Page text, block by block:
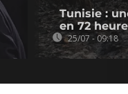
Tunisie :
en 72
25/07 - 09:18